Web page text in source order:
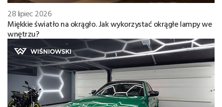
28 lipiec 2026
Miękkie światło na okrągło. Jak wykorzystać okrągłe lampy we
wnętrzu?